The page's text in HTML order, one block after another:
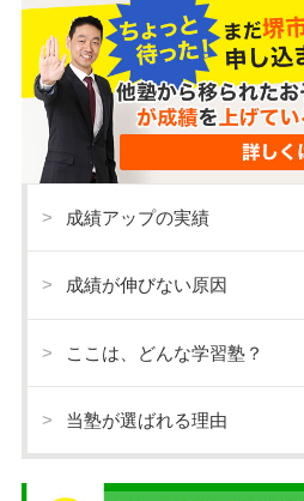
成績アップの実績
成績が伸びない原因
ここは、どんな学習塾？
当塾が選ばれる理由